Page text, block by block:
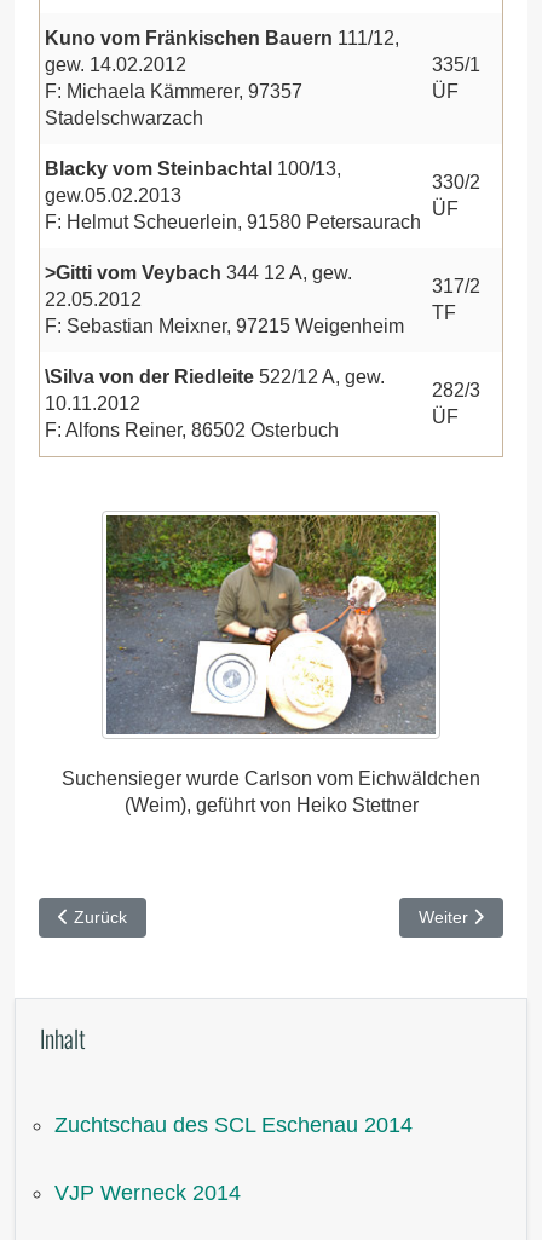
Kuno vom Fränkischen Bauern 111/12,
gew. 14.02.2012
F: Michaela Kämmerer, 97357
Stadelschwarzach
335/1
ÜF
Blacky vom Steinbachtal 100/13,
gew.05.02.2013
F: Helmut Scheuerlein, 91580 Petersaurach
330/2
ÜF
>Gitti vom Veybach 344 12 A, gew.
22.05.2012
F: Sebastian Meixner, 97215 Weigenheim
317/2
TF
\Silva von der Riedleite 522/12 A, gew.
10.11.2012
F: Alfons Reiner, 86502 Osterbuch
282/3
ÜF
Suchensieger wurde Carlson vom Eichwäldchen
(Weim), geführt von Heiko Stettner
Vorheriger Beitrag: VJP Buchheim 2014
Zurück Nächster
Weiter
Inhalt
Zuchtschau des SCL Eschenau 2014
VJP Werneck 2014